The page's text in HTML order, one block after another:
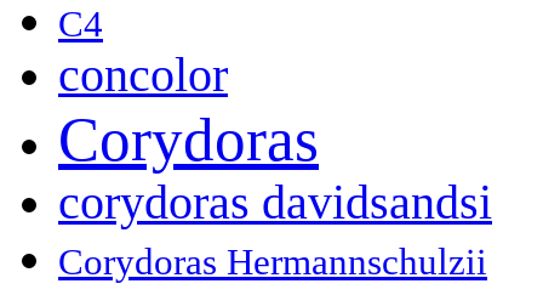
C4
concolor
Corydoras
corydoras davidsandsi
Corydoras Hermannschulzii